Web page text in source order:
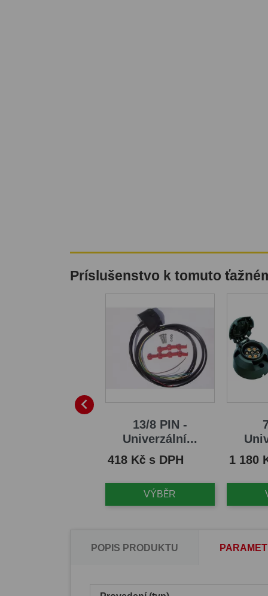
Príslušenstvo k tomuto

13/8 PIN -
Univerzální...
Cena
418 Kč s DPH
VÝBĚR
Cena
1 180
POPIS PRODUKTU